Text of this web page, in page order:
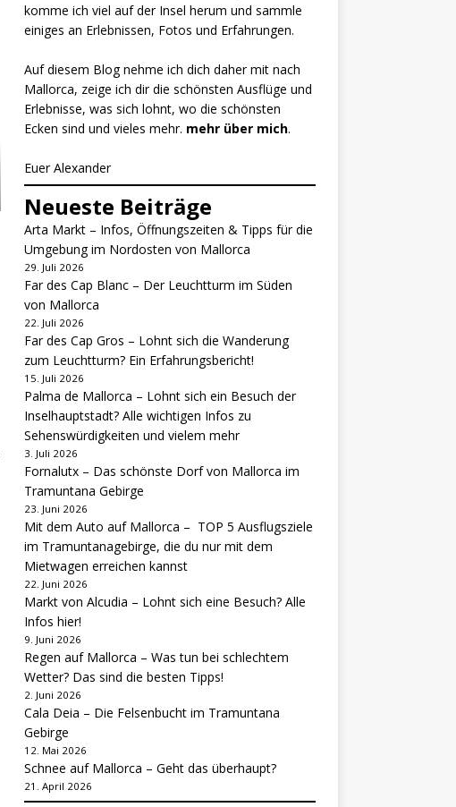
komme ich viel auf der Insel herum und sammle
einiges an Erlebnissen, Fotos und Erfahrungen.
Auf diesem Blog nehme ich dich daher mit nach
Mallorca, zeige ich dir die schönsten Ausflüge und
Erlebnisse, was sich lohnt, wo die schönsten
Ecken sind und vieles mehr. mehr über mich.
Euer Alexander
Neueste Beiträge
Arta Markt – Infos, Öffnungszeiten & Tipps für die
Umgebung im Nordosten von Mallorca
29. Juli 2026
Far des Cap Blanc – Der Leuchtturm im Süden
von Mallorca
22. Juli 2026
Far des Cap Gros – Lohnt sich die Wanderung
zum Leuchtturm? Ein Erfahrungsbericht!
15. Juli 2026
Palma de Mallorca – Lohnt sich ein Besuch der
Inselhauptstadt? Alle wichtigen Infos zu
Sehenswürdigkeiten und vielem mehr
3. Juli 2026
Fornalutx – Das schönste Dorf von Mallorca im
Tramuntana Gebirge
23. Juni 2026
Mit dem Auto auf Mallorca – TOP 5 Ausflugsziele
im Tramuntanagebirge, die du nur mit dem
Mietwagen erreichen kannst
22. Juni 2026
Markt von Alcudia – Lohnt sich eine Besuch? Alle
Infos hier!
9. Juni 2026
Regen auf Mallorca – Was tun bei schlechtem
Wetter? Das sind die besten Tipps!
2. Juni 2026
Cala Deia – Die Felsenbucht im Tramuntana
Gebirge
12. Mai 2026
Schnee auf Mallorca – Geht das überhaupt?
21. April 2026